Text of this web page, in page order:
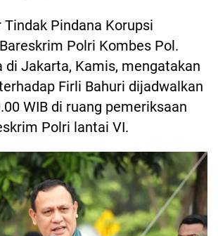
Pindana Korupsi
Polri Kombes Pol.
di Jakarta, Kamis, mengatakan
Firli Bahuri dijadwalkan
WIB di ruang pemeriksaan
Polri lantai VI.